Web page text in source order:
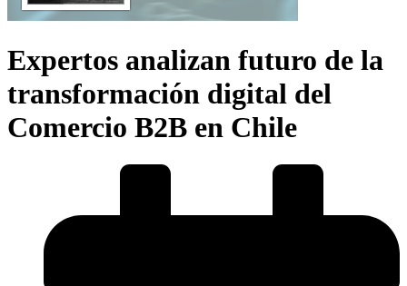
Expertos analizan futuro de la
transformación digital del
Comercio B2B en Chile